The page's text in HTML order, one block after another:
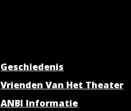
Geschiedenis
Vrienden Van Het Theater
ANBI Informatie